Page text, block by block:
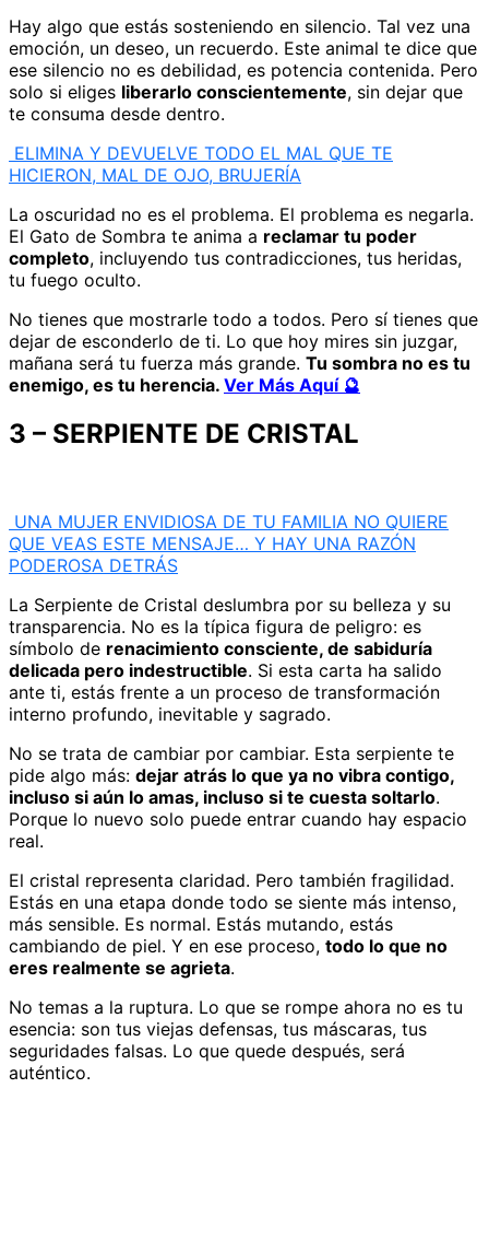
Hay algo que estás sosteniendo en silencio. Tal vez una
emoción, un deseo, un recuerdo. Este animal te dice que
ese silencio no es debilidad, es potencia contenida. Pero
solo si eliges liberarlo conscientemente, sin dejar que
te consuma desde dentro.
ELIMINA Y DEVUELVE TODO EL MAL QUE TE
HICIERON, MAL DE OJO, BRUJERÍA
La oscuridad no es el problema. El problema es negarla.
El Gato de Sombra te anima a reclamar tu poder
completo, incluyendo tus contradicciones, tus heridas,
tu fuego oculto.
No tienes que mostrarle todo a todos. Pero sí tienes que
dejar de esconderlo de ti. Lo que hoy mires sin juzgar,
mañana será tu fuerza más grande. Tu sombra no es tu
enemigo, es tu herencia. Ver Más Aquí 🔮
3 – SERPIENTE DE CRISTAL
UNA MUJER ENVIDIOSA DE TU FAMILIA NO QUIERE
QUE VEAS ESTE MENSAJE… Y HAY UNA RAZÓN
PODEROSA DETRÁS
La Serpiente de Cristal deslumbra por su belleza y su
transparencia. No es la típica figura de peligro: es
símbolo de renacimiento consciente, de sabiduría
delicada pero indestructible. Si esta carta ha salido
ante ti, estás frente a un proceso de transformación
interno profundo, inevitable y sagrado.
No se trata de cambiar por cambiar. Esta serpiente te
pide algo más: dejar atrás lo que ya no vibra contigo,
incluso si aún lo amas, incluso si te cuesta soltarlo.
Porque lo nuevo solo puede entrar cuando hay espacio
real.
El cristal representa claridad. Pero también fragilidad.
Estás en una etapa donde todo se siente más intenso,
más sensible. Es normal. Estás mutando, estás
cambiando de piel. Y en ese proceso, todo lo que no
eres realmente se agrieta.
No temas a la ruptura. Lo que se rompe ahora no es tu
esencia: son tus viejas defensas, tus máscaras, tus
seguridades falsas. Lo que quede después, será
auténtico.